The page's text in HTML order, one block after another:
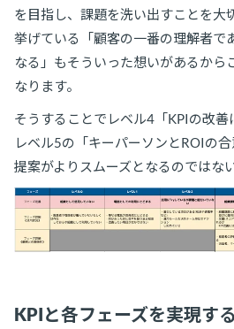
を目指し、課題を洗い出すことを大
挙げている「顧客の一番の理解者で
なる」もそういった想いがあるから
なります。
そうすることでレベル4「KPIの改善
レベル5の「キーパーソンとROIの
提案がよりスムーズとなるのではな
KPIと各フェーズを実現す